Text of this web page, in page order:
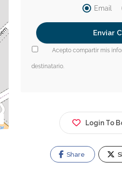
Email
Acepto compartir mis
destinatario.
Login To
Share